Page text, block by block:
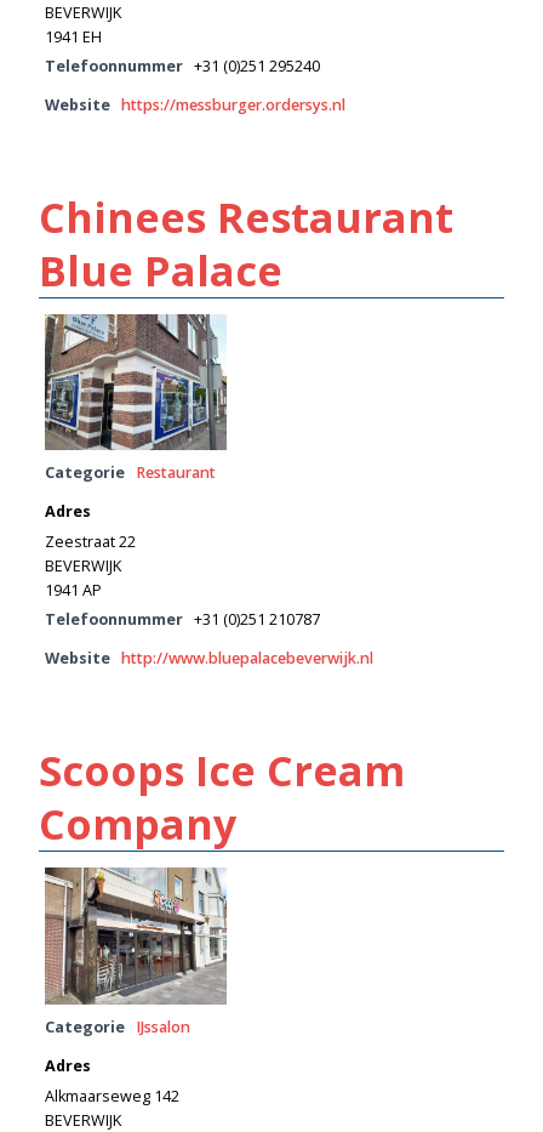
BEVERWIJK
1941 EH
Telefoonnummer +31 (0)251 295240
Website https://messburger.ordersys.nl
Chinees Restaurant
Blue Palace
Categorie Restaurant
Adres
Zeestraat 22
BEVERWIJK
1941 AP
Telefoonnummer +31 (0)251 210787
Website http://www.bluepalacebeverwijk.nl
Scoops Ice Cream
Company
Categorie IJssalon
Adres
Alkmaarseweg 142
BEVERWIJK